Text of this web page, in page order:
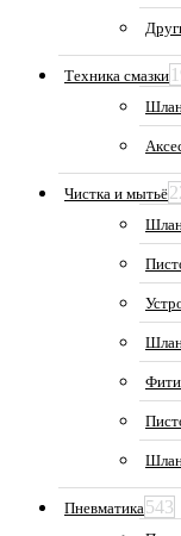
Техника смазки
Чистка и мытьё
Пневматика543